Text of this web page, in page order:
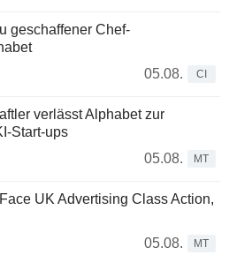
geschaffener Chef-
05.08.
CI
verlässt Alphabet zur
Start-ups
05.08.
MT
UK Advertising Class Action,
05.08.
MT